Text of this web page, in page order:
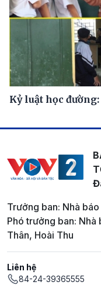
Kỷ luật học
Trưởng ban: Nhà
Phó trưởng ban: Nhà
Thân, Hoài Thu
Liên hệ
84-24-39365555